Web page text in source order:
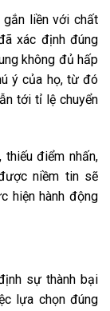
gắn liền với chất
xác định đúng
không đủ hấp
ý của họ, từ đó
tới tỉ lệ chuyển
thiếu điểm nhấn,
niềm tin sẽ
hiện hành động
sự thành bại
lựa chọn đúng